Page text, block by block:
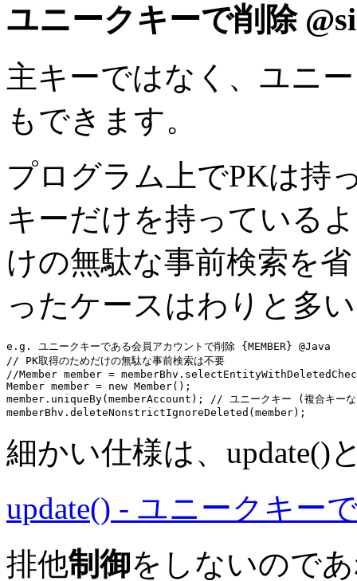
ユニークキーで削除
主キーではなく、ユニ
もできます。
プログラム上でPKは持
キーだけを持っている
けの無駄な事前検索を
ったケースはわりと多
e.g. ユニークキーである会員アカウントで削除 {MEMBER} @Java
// PK取得のためだけの無駄な事前検索は不要
//Member member =
Member member = new Member();
member. uniqueBy(memberAccount); // ユニークキー (複合キーな
memberBhv
細かい仕様は、update()
update() - ユニークキー
排他制御をしないので